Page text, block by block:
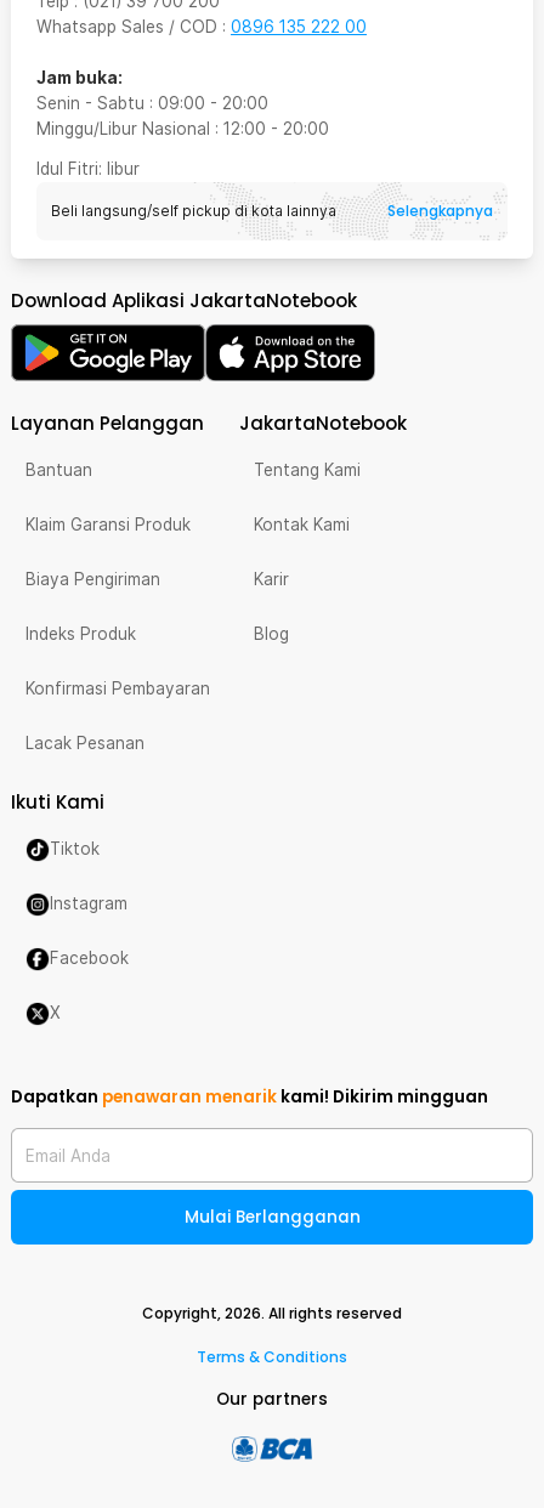
Whatsapp Sales / COD : 0896 135 222 00
Jam buka:
Senin - Sabtu : 09:00 - 20:00
Minggu/Libur Nasional : 12:00 - 20:00
Idul Fitri: libur
Beli langsung/self pickup di kota lainnya Selengkapnya
Download Aplikasi JakartaNotebook
Layanan Pelanggan
Bantuan
Klaim Garansi Produk
Biaya Pengiriman
Indeks Produk
Konfirmasi Pembayaran
Lacak Pesanan
JakartaNotebook
Tentang Kami
Kontak Kami
Karir
Blog
Ikuti Kami
Tiktok
Instagram
Facebook
X
Dapatkan penawaran menarik kami! Dikirim mingguan
Email Anda
Mulai Berlangganan
Copyright,2026. All rights reserved
Terms & Conditions
Our partners